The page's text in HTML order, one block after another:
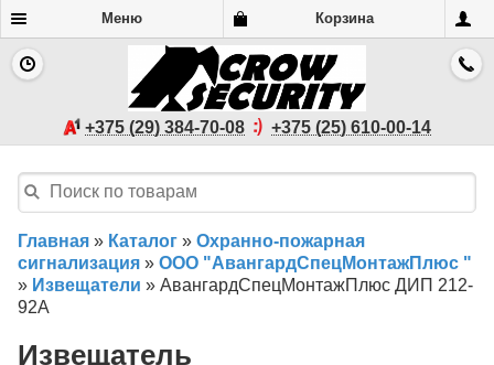
Меню Корзина
+375 (29) 384-70-08 +375 (25) 610-00-14
Главная » Каталог » Охранно-пожарная
сигнализация » ООО "АвангардСпецМонтажПлюс "
» Извещатели » АвангардСпецМонтажПлюс ДИП 212-
92А
Извещатель